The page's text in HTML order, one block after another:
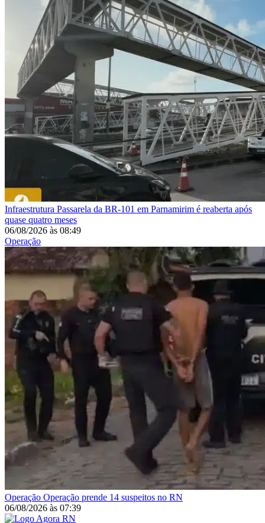
Infraestrutura Passarela da BR-101 em Parnamirim é reaberta após
quase quatro meses
06/08/2026 às 08:49
Operação
Operação Operação prende 14 suspeitos no RN
06/08/2026 às 07:39